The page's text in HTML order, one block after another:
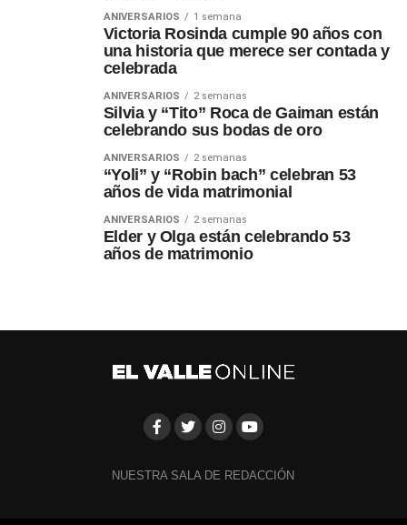
ANIVERSARIOS 1 semana
Victoria Rosinda cumple 90 años con
una historia que merece ser contada y
celebrada
ANIVERSARIOS 2 semanas
Silvia y “Tito” Roca de Gaiman están
celebrando sus bodas de oro
ANIVERSARIOS 2 semanas
“Yoli” y “Robin bach” celebran 53
años de vida matrimonial
ANIVERSARIOS 2 semanas
Elder y Olga están celebrando 53
años de matrimonio
NUESTRA SALA DE REDACCIÓN